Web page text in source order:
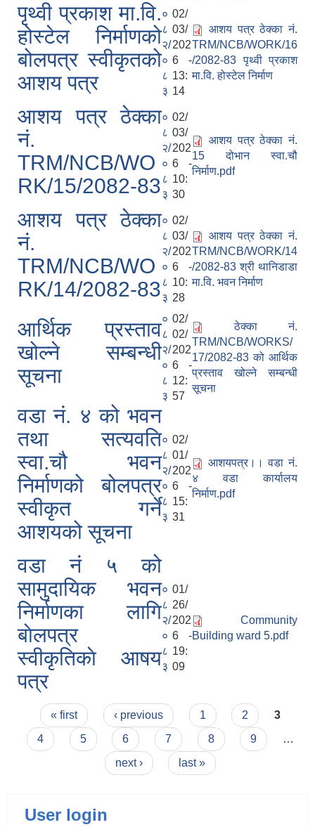
पृथ्वी प्रकाश मा.वि.
होस्टेल निर्माणको
बोलपत्र स्वीकृतको
आशय पत्र
०
८
२/
०
८
३
02/
03/
202
6 -
13:
14
आशय पत्र ठेक्का नं.
TRM/NCB/WORK/16
/2082-83 पृथ्वी प्रकाश
मा.वि. होस्टेल निर्माण
आशय पत्र ठेक्का
नं.
TRM/NCB/WO
RK/15/2082-83
०
८
२/
०
८
३
02/
03/
202
6 -
10:
30
आशय पत्र ठेक्का नं.
15 दोभान स्वा.चौ
निर्माण.pdf
आशय पत्र ठेक्का
नं.
TRM/NCB/WO
RK/14/2082-83
०
८
२/
०
८
३
02/
03/
202
6 -
10:
28
आशय पत्र ठेक्का नं.
TRM/NCB/WORK/14
/2082-83 श्री थानिडाडा
मा.वि. भवन निर्माण
आर्थिक प्रस्ताव
खोल्ने सम्बन्धी
सूचना
०
८
२/
०
८
३
02/
02/
202
6 -
12:
57
ठेक्का नं.
TRM/NCB/WORKS/
17/2082-83 को आर्थिक
प्रस्ताव खोल्ने सम्बन्धी
सूचना
वडा नं. ४ को भवन
तथा सत्यवति
स्वा.चौ भवन
निर्माणको बोलपत्र
स्वीकृत गर्ने
आशयको सूचना
०
८
२/
०
८
३
02/
01/
202
6 -
15:
31
आशयपत्र।। वडा नं.
४ वडा कार्यालय
निर्माण.pdf
वडा नं ५ को
सामुदायिक भवन
निर्माणका लागि
बाेलपत्र
स्वीकृतिकाे आषय
पत्र
०
८
२/
०
८
३
01/
26/
202
6 -
19:
09
Community
Building ward 5.pdf
Pages
« first ‹ previous 1 2
3
4
5 6 7 8 9
…
next ›
last »
User login